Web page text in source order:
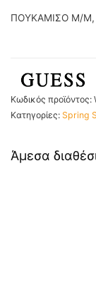
ΠΟΥΚΑΜΙΣΟ Μ/Μ,
Κωδικός προϊόντος:
Κατηγορίες: Spring
Άμεσα